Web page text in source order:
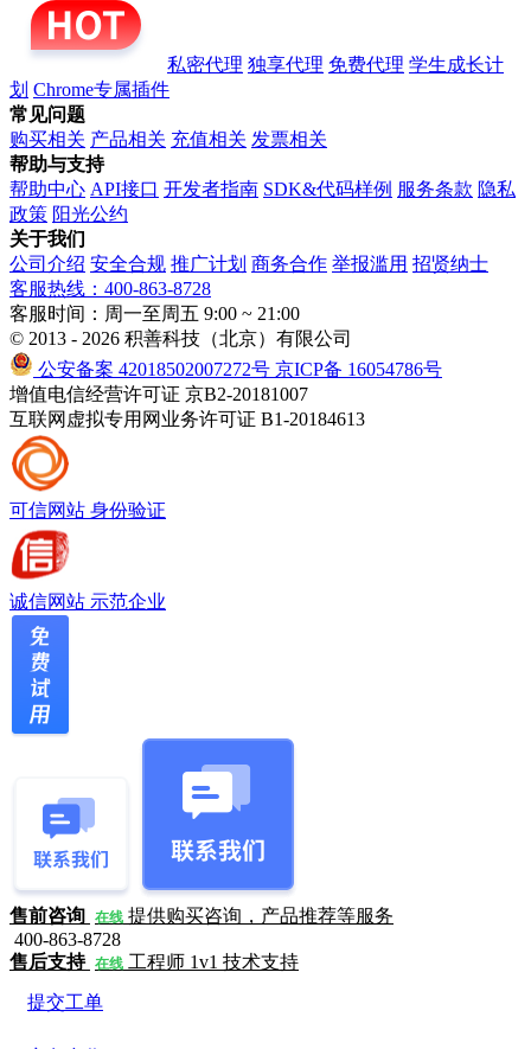
私密代理 独享代理 免费代理 学生成长计
划 Chrome专属插件
常见问题
购买相关 产品相关 充值相关 发票相关
帮助与支持
帮助中心 API接口 开发者指南 SDK&代码样例 服务条款 隐私
政策 阳光公约
关于我们
公司介绍 安全合规 推广计划 商务合作 举报滥用 招贤纳士
客服热线：400-863-8728
客服时间：周一至周五 9:00 ~ 21:00
© 2013 - 2026 积善科技（北京）有限公司
公安备案 42018502007272号 京ICP备 16054786号
增值电信经营许可证 京B2-20181007
互联网虚拟专用网业务许可证 B1-20184613
可信网站 身份验证
诚信网站 示范企业
售前咨询 在线 提供购买咨询，产品推荐等服务
400-863-8728
售后支持 在线 工程师 1v1 技术支持
提交工单